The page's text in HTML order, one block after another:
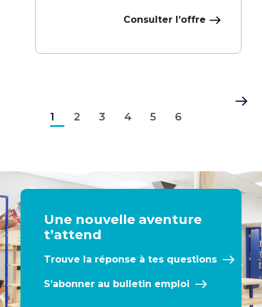
Consulter l’offre
courante
1
2
3
4
5
6
Dernière
Une nouvelle aventure
t’attend
Trouve la réponse à tes questions
S’abonner au bulletin emploi